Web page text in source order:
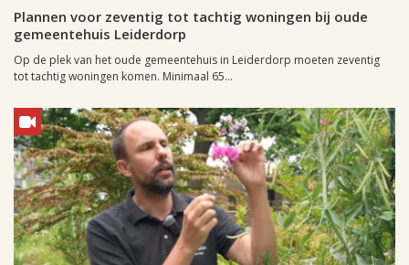
Plannen voor zeventig tot tachtig woningen bij oude
gemeentehuis Leiderdorp
Op de plek van het oude gemeentehuis in Leiderdorp moeten zeventig
tot tachtig woningen komen. Minimaal 65...